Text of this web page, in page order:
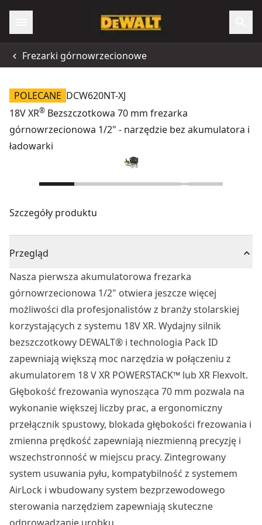
Frezarki górnowrzecionowe
POLECANE DCW620NT-XJ
18V XR® Bezszczotkowa 70 mm frezarka
górnowrzecionowa 1/2" - narzędzie bez akumulatora i
ładowarki
Szczegóły produktu
Przegląd
Nasza pierwsza akumulatorowa frezarka
górnowrzecionowa 1/2" otwiera jeszcze więcej
możliwości dla profesjonalistów z branży stolarskiej
korzystających z systemu 18V XR. Wydajny silnik
bezszczotkowy DEWALT® i technologia Pack ID
zapewniają większą moc narzędzia w połączeniu z
akumulatorem 18 V XR POWERSTACK™ lub XR Flexvolt.
Głębokość frezowania wynosząca 70 mm pozwala na
wykonanie większej liczby prac, a ergonomiczny
przełącznik spustowy, blokada głębokości frezowania i
zmienna prędkość zapewniają niezmienną precyzję i
wszechstronność w miejscu pracy. Zintegrowany
system usuwania pyłu, kompatybilność z systemem
AirLock i wbudowany system bezprzewodowego
sterowania narzędziem zapewniają skuteczne